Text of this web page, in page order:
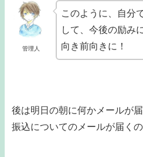
管理人
このように、自分
して、今後の励み
向き前向きに！
後は明日の朝に何かメールが
振込についてのメールが届く